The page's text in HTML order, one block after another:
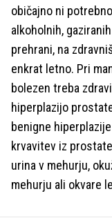
običajno ni
alkoholnih,
prehrani, na
enkrat letno. Pri
bolezen treba
hiperplazijo
benigne
krvavitev iz
urina v mehurju,
mehurju ali okvare